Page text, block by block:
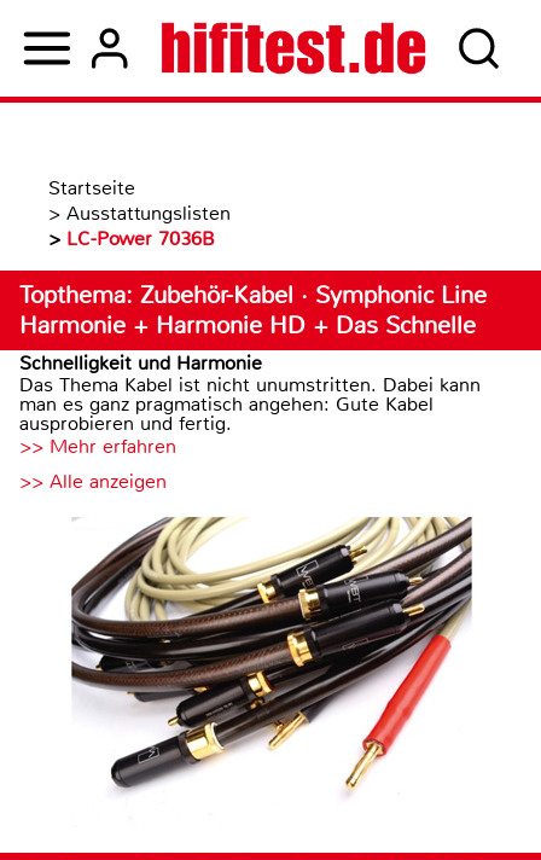
Startseite
> Ausstattungslisten
> LC-Power 7036B
Topthema: Zubehör-Kabel · Symphonic Line
Harmonie + Harmonie HD + Das Schnelle
Schnelligkeit und Harmonie
Das Thema Kabel ist nicht unumstritten. Dabei kann
man es ganz pragmatisch angehen: Gute Kabel
ausprobieren und fertig.
>> Mehr erfahren
>> Alle anzeigen